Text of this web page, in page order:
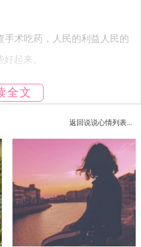
手术吃药，人民的利益人民的
起来。
全文
返回说说心情列表...